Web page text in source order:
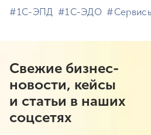
#⁣1С-ЭПД #⁣1С-ЭДО
Свежие бизнес-
новости, кейсы
и статьи в наших
соцсетях